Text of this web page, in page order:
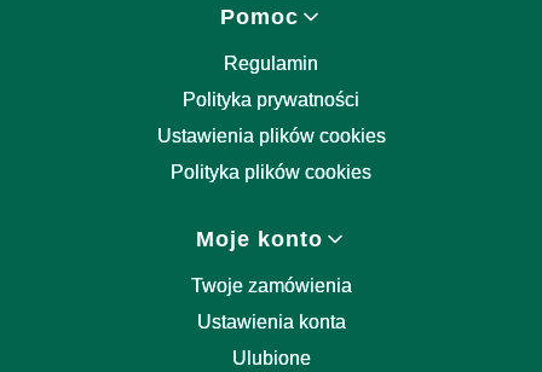
Pomoc
Regulamin
Polityka prywatności
Ustawienia plików cookies
Polityka plików cookies
Moje konto
Twoje zamówienia
Ustawienia konta
Ulubione